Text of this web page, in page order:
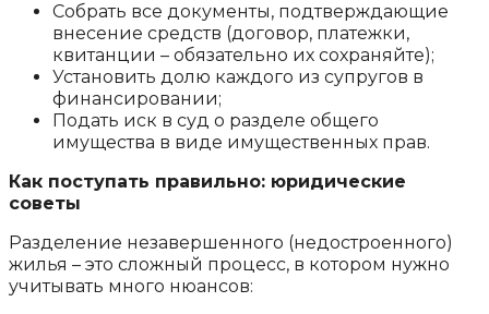
Собрать все документы, подтверждающие
внесение средств (договор, платежки,
квитанции – обязательно их сохраняйте);
Установить долю каждого из супругов в
финансировании;
Подать иск в суд о разделе общего
имущества в виде имущественных прав.
Как поступать правильно: юридические
советы
Разделение незавершенного (недостроенного)
жилья – это сложный процесс, в котором нужно
учитывать много нюансов: